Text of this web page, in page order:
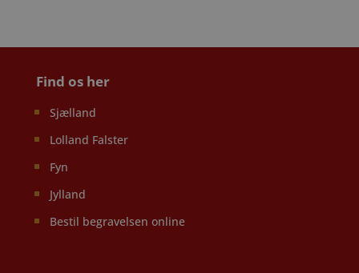
Find os her
Sjælland
Lolland Falster
Fyn
Jylland
Bestil begravelsen online